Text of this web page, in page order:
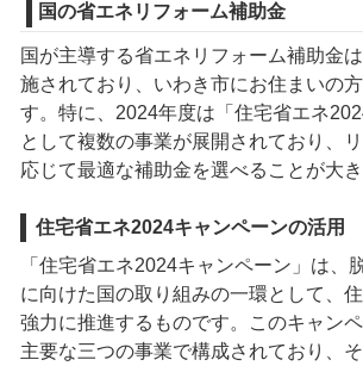
国の省エネリフォーム補助金
国が主導する省エネリフォーム補助金
施されており、いわき市にお住まいの
す。特に、2024年度は「住宅省エネ
として複数の事業が展開されており、
応じて最適な補助金を選べることが大き
住宅省エネ2024キャンペーンの活用
「住宅省エネ2024キャンペーン」は、
に向けた国の取り組みの一環として、
強力に推進するものです。このキャン
主要な三つの事業で構成されており、